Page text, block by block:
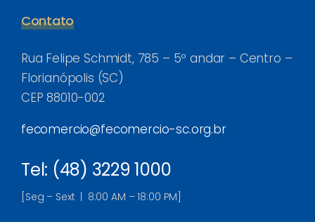
Contato
Rua Felipe Schmidt, 785 – 5º andar – Centro –
Florianópolis (SC)
CEP 88010-002
fecomercio@fecomercio-sc.org.br
Tel: (48) 3229 1000
[Seg – Sext | 8:00 AM – 18:00 PM]